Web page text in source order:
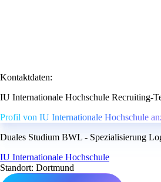
Kontaktdaten:
IU Internationale Hochschule Recruiting-
Profil von IU Internationale Hochschule
Duales Studium BWL - Spezialisierung
IU Internationale Hochschule
Standort: Dortmund